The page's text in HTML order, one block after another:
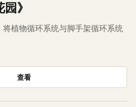
》
将植物循环系统与脚手架循环系统
查看